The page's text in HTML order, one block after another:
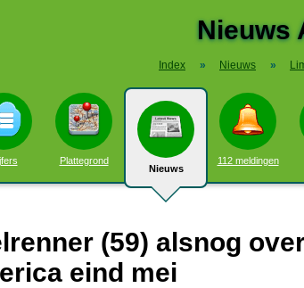
Nieuws
Index » Nieuws »
Plattegrond
Nieuws
112 meldingen
(59) alsnog
eind mei